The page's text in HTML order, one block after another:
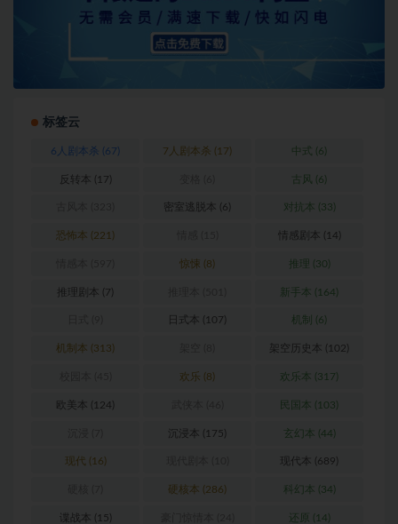
标签云
6人剧本杀 (67) 7人剧本杀 (17) 中式 (6)
反转本 (17) 古风 (6)
密室逃脱本 (6) 对抗本 (33)
恐怖本 (221) 情感剧本 (14)
惊悚 (8) 推理 (30)
推理剧本 (7) 新手本 (164)
日式本 (107) 机制 (6)
机制本 (313) 架空历史本 (102)
欢乐 (8) 欢乐本 (317)
欧美本 (124) 民国本 (103)
沉浸本 (175) 玄幻本 (44)
现代 (16) 现代本 (689)
硬核本 (286) 科幻本 (34)
谍战本 (15) 还原 (14)